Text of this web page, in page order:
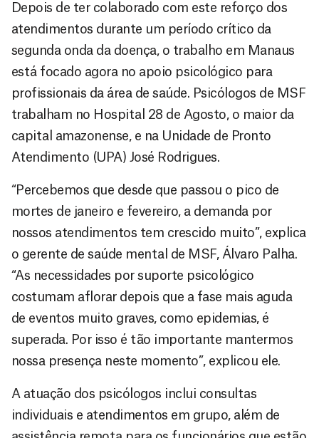
Depois de ter colaborado com este reforço dos
atendimentos durante um período crítico da
segunda onda da doença, o trabalho em Manaus
está focado agora no apoio psicológico para
profissionais da área de saúde. Psicólogos de MSF
trabalham no Hospital 28 de Agosto, o maior da
capital amazonense, e na Unidade de Pronto
Atendimento (UPA) José Rodrigues.
“Percebemos que desde que passou o pico de
mortes de janeiro e fevereiro, a demanda por
nossos atendimentos tem crescido muito”, explica
o gerente de saúde mental de MSF, Álvaro Palha.
“As necessidades por suporte psicológico
costumam aflorar depois que a fase mais aguda
de eventos muito graves, como epidemias, é
superada. Por isso é tão importante mantermos
nossa presença neste momento”, explicou ele.
A atuação dos psicólogos inclui consultas
individuais e atendimentos em grupo, além de